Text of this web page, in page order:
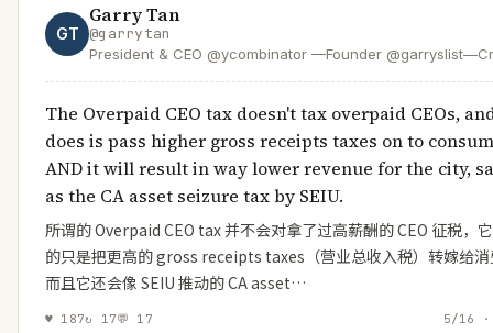
GT
Garry Tan
@garrytan
President & CEO @ycombinator —Founder
The Overpaid CEO tax doesn't tax overpaid CEOs,
does is pass higher gross receipts taxes on to
AND it will result in way lower revenue for the city,
as the CA asset seizure tax by SEIU.
所谓的 Overpaid CEO tax 并不会对拿了过高薪酬的 CEO 征税，
的只是把更高的 gross receipts taxes（营业总收入税）转嫁给
而且它还会像 SEIU 推动的 CA asset…
♥ 187↻ 17💬 17 5/16